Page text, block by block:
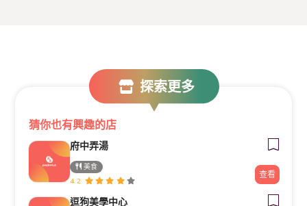
探索更多
猜你也有興趣的店
府中弄湯
美食
4.2
查看
逗狗美學中心